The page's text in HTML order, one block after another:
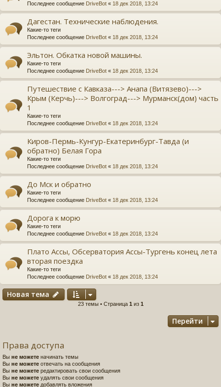
Последнее сообщение DriveBot « 18 дек 2018, 13:24
Дагестан. Технические наблюдения.
Какие-то теги
Последнее сообщение DriveBot « 18 дек 2018, 13:24
Эльтон. Обкатка новой машины.
Какие-то теги
Последнее сообщение DriveBot « 18 дек 2018, 13:24
Путешествие с Кавказа---> Анапа (Витязево)--->
Крым (Керчь)---> Волгоград---> Мурманск(дом) часть
1
Какие-то теги
Последнее сообщение DriveBot « 18 дек 2018, 13:24
Киров-Пермь-Кунгур-Екатеринбург-Тавда (и
обратно) Белая Гора
Какие-то теги
Последнее сообщение DriveBot « 18 дек 2018, 13:24
До Мск и обратно
Какие-то теги
Последнее сообщение DriveBot « 18 дек 2018, 13:24
Дорога к морю
Какие-то теги
Последнее сообщение DriveBot « 18 дек 2018, 13:24
Плато Ассы, Обсерватория Ассы-Тургень конец лета
вторая поездка
Какие-то теги
Последнее сообщение DriveBot « 18 дек 2018, 13:24
Новая тема
23 темы • Страница 1 из 1
Перейти
Права доступа
Вы не можете начинать темы
Вы не можете отвечать на сообщения
Вы не можете редактировать свои сообщения
Вы не можете удалять свои сообщения
Вы не можете добавлять вложения